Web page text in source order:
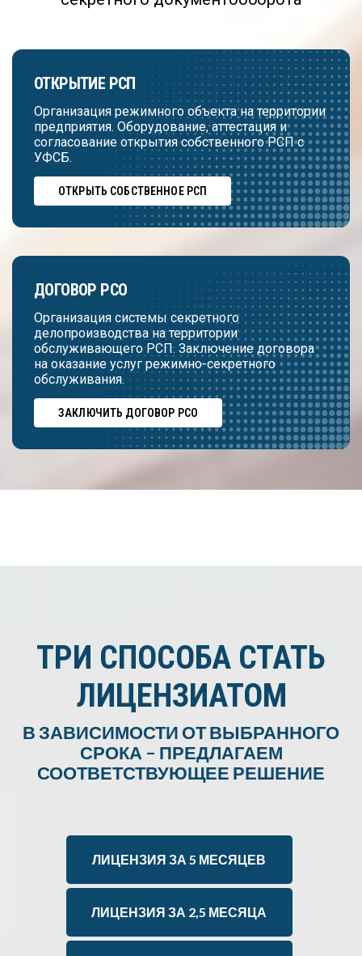
ОТКРЫТИЕ РСП
Организация режимного объекта на территории
предприятия. Оборудование, аттестация и
согласование открытия собственного РСП с
УФСБ.
ОТКРЫТЬ СОБСТВЕННОЕ РСП
ДОГОВОР РСО
Организация системы секретного
делопроизводства на территории
обслуживающего РСП. Заключение договора
на оказание услуг режимно-секретного
обслуживания.
ЗАКЛЮЧИТЬ ДОГОВОР РСО
ТРИ СПОСОБА СТАТЬ
ЛИЦЕНЗИАТОМ
В ЗАВИСИМОСТИ ОТ ВЫБРАННОГО
СРОКА – ПРЕДЛАГАЕМ
СООТВЕТСТВУЮЩЕЕ РЕШЕНИЕ
ЛИЦЕНЗИЯ ЗА 5 МЕСЯЦЕВ
ЛИЦЕНЗИЯ ЗА 2,5 МЕСЯЦА